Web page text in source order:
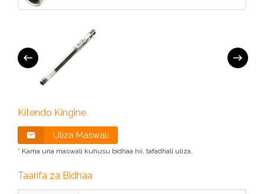
Kitendo Kingine
Uliza Maswali
* Kama una maswali kuhusu bidhaa hii, tafadhali uliza.
Taarifa za Bidhaa